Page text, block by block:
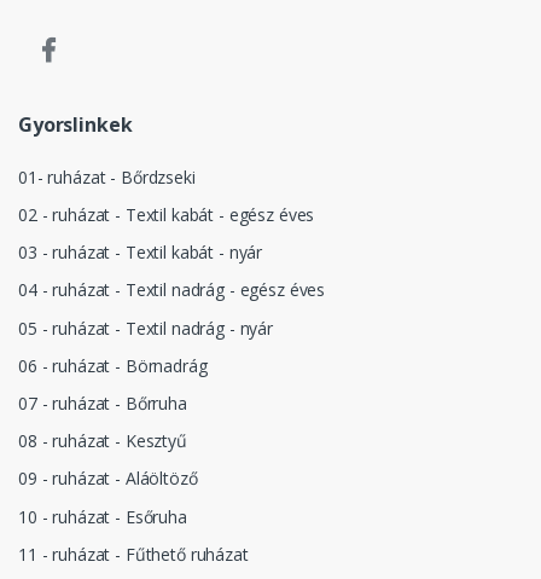
Gyorslinkek
01- ruházat - Bőrdzseki
02 - ruházat - Textil kabát - egész éves
03 - ruházat - Textil kabát - nyár
04 - ruházat - Textil nadrág - egész éves
05 - ruházat - Textil nadrág - nyár
06 - ruházat - Börnadrág
07 - ruházat - Bőrruha
08 - ruházat - Kesztyű
09 - ruházat - Aláöltöző
10 - ruházat - Esőruha
11 - ruházat - Fűthető ruházat